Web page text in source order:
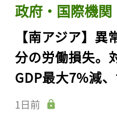
政府・国際機関
【南アジア】
分の労働損失。
GDP最大7%減
1日前